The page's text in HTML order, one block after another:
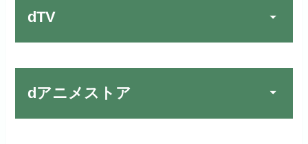
お試し無料期間
月額料金（税込） 2,189円
リンク先：
宅配レンタルとVODの2パターンが
FOD PREMIUMでお試
しする
リンク先 :https://fod.fujitv.co.jp/s/premium/
dTV
dアニメストア